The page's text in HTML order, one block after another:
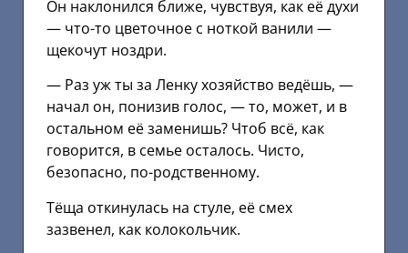
Он наклонился ближе, чувствуя, как её духи
— что-то цветочное с ноткой ванили —
щекочут ноздри.
— Раз уж ты за Ленку хозяйство ведёшь, —
начал он, понизив голос, — то, может, и в
остальном её заменишь? Чтоб всё, как
говорится, в семье осталось. Чисто,
безопасно, по-родственному.
Тёща откинулась на стуле, её смех
зазвенел, как колокольчик.